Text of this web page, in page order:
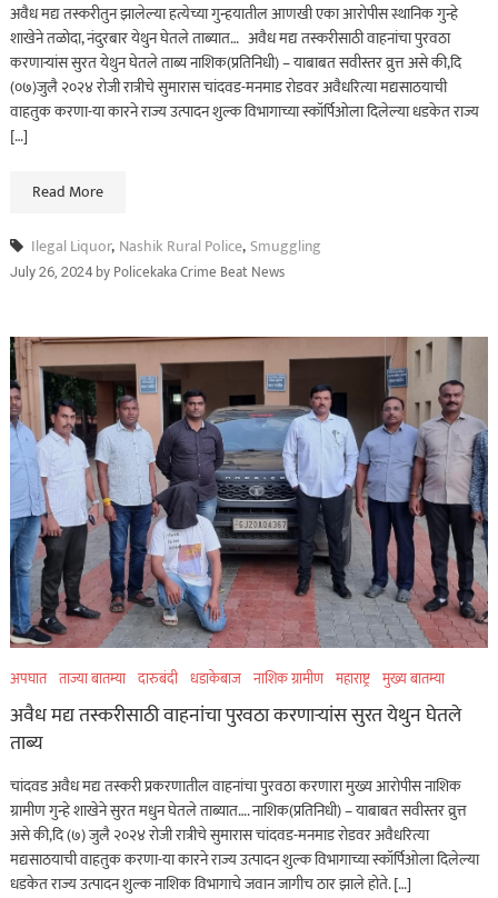
अवैध मद्य तस्करीतुन झालेल्या हत्येच्या गुन्हयातील आणखी एका आरोपीस स्थानिक गुन्हे
शाखेने तळोदा, नंदुरबार येथुन घेतले ताब्यात… अवैध मद्य तस्करीसाठी वाहनांचा पुरवठा
करणाऱ्यांस सुरत येथुन घेतले ताब्य नाशिक(प्रतिनिधी) – याबाबत सवीस्तर व्रुत्त असे की,दि
(०७)जुलै २०२४ रोजी रात्रीचे सुमारास चांदवड-मनमाड रोडवर अवैधरित्या मद्यसाठयाची
वाहतुक करणा-या कारने राज्य उत्पादन शुल्क विभागाच्या स्कॉर्पिओला दिलेल्या धडकेत राज्य
[…]
Read More
Ilegal Liquor, Nashik Rural Police,Smuggling
July 26, 2024byPolicekaka Crime Beat News
अपघात ताज्या बातम्या दारुबंदी धडाकेबाज नाशिक ग्रामीण महाराष्ट्र मुख्य बातम्या
अवैध मद्य तस्करीसाठी वाहनांचा पुरवठा करणाऱ्यांस सुरत येथुन घेतले
ताब्य
चांदवड अवैध मद्य तस्करी प्रकरणातील वाहनांचा पुरवठा करणारा मुख्य आरोपीस नाशिक
ग्रामीण गुन्हे शाखेने सुरत मधुन घेतले ताब्यात…. नाशिक(प्रतिनिधी) – याबाबत सवीस्तर व्रुत्त
असे की,दि (७) जुलै २०२४ रोजी रात्रीचे सुमारास चांदवड-मनमाड रोडवर अवैधरित्या
मद्यसाठयाची वाहतुक करणा-या कारने राज्य उत्पादन शुल्क विभागाच्या स्कॉर्पिओला दिलेल्या
धडकेत राज्य उत्पादन शुल्क नाशिक विभागाचे जवान जागीच ठार झाले होते. […]